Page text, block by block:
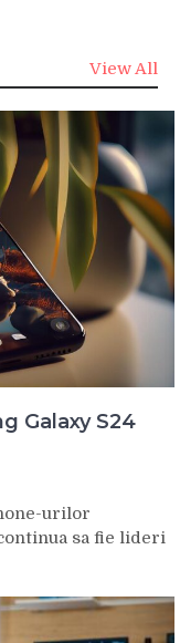
View All
Galaxy S24
urilor
sa fie lideri